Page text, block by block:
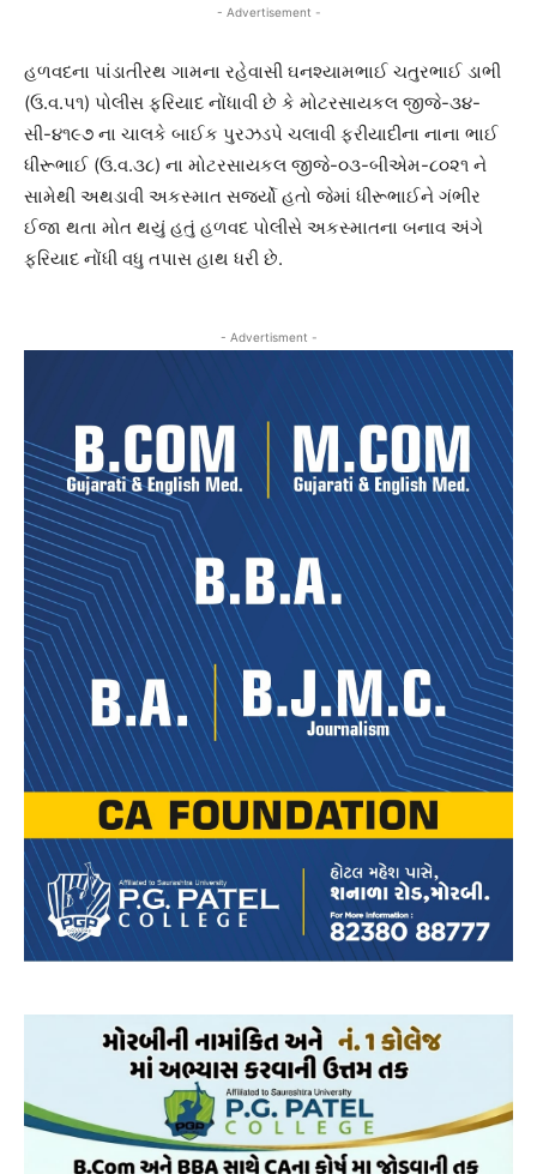
- Advertisement -
હળવદના પાંડાતીરથ ગામના રહેવાસી ઘનશ્યામભાઈ ચતુરભાઈ ડાભી
(ઉ.વ.૫૧) પોલીસ ફરિયાદ નોંધાવી છે કે મોટરસાયકલ જીજે-૩૪-
સી-૪૧૯૭ ના ચાલકે બાઈક પુરઝડપે ચલાવી ફરીયાદીના નાના ભાઈ
ધીરૂભાઈ (ઉ.વ.૩૮) ના મોટરસાયકલ જીજે-૦૩-બીએમ-૮૦૨૧ ને
સામેથી અથડાવી અકસ્માત સર્જ્યો હતો જેમાં ધીરૂભાઈને ગંભીર
ઈજા થતા મોત થયું હતું હળવદ પોલીસે અકસ્માતના બનાવ અંગે
ફરિયાદ નોંધી વધુ તપાસ હાથ ધરી છે.
- Advertisment -